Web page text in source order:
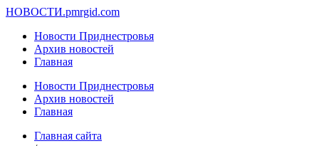
НОВОСТИ.pmrgid.com
Новости Приднестровья
Архив новостей
Главная
Новости Приднестровья
Архив новостей
Главная
Главная сайта